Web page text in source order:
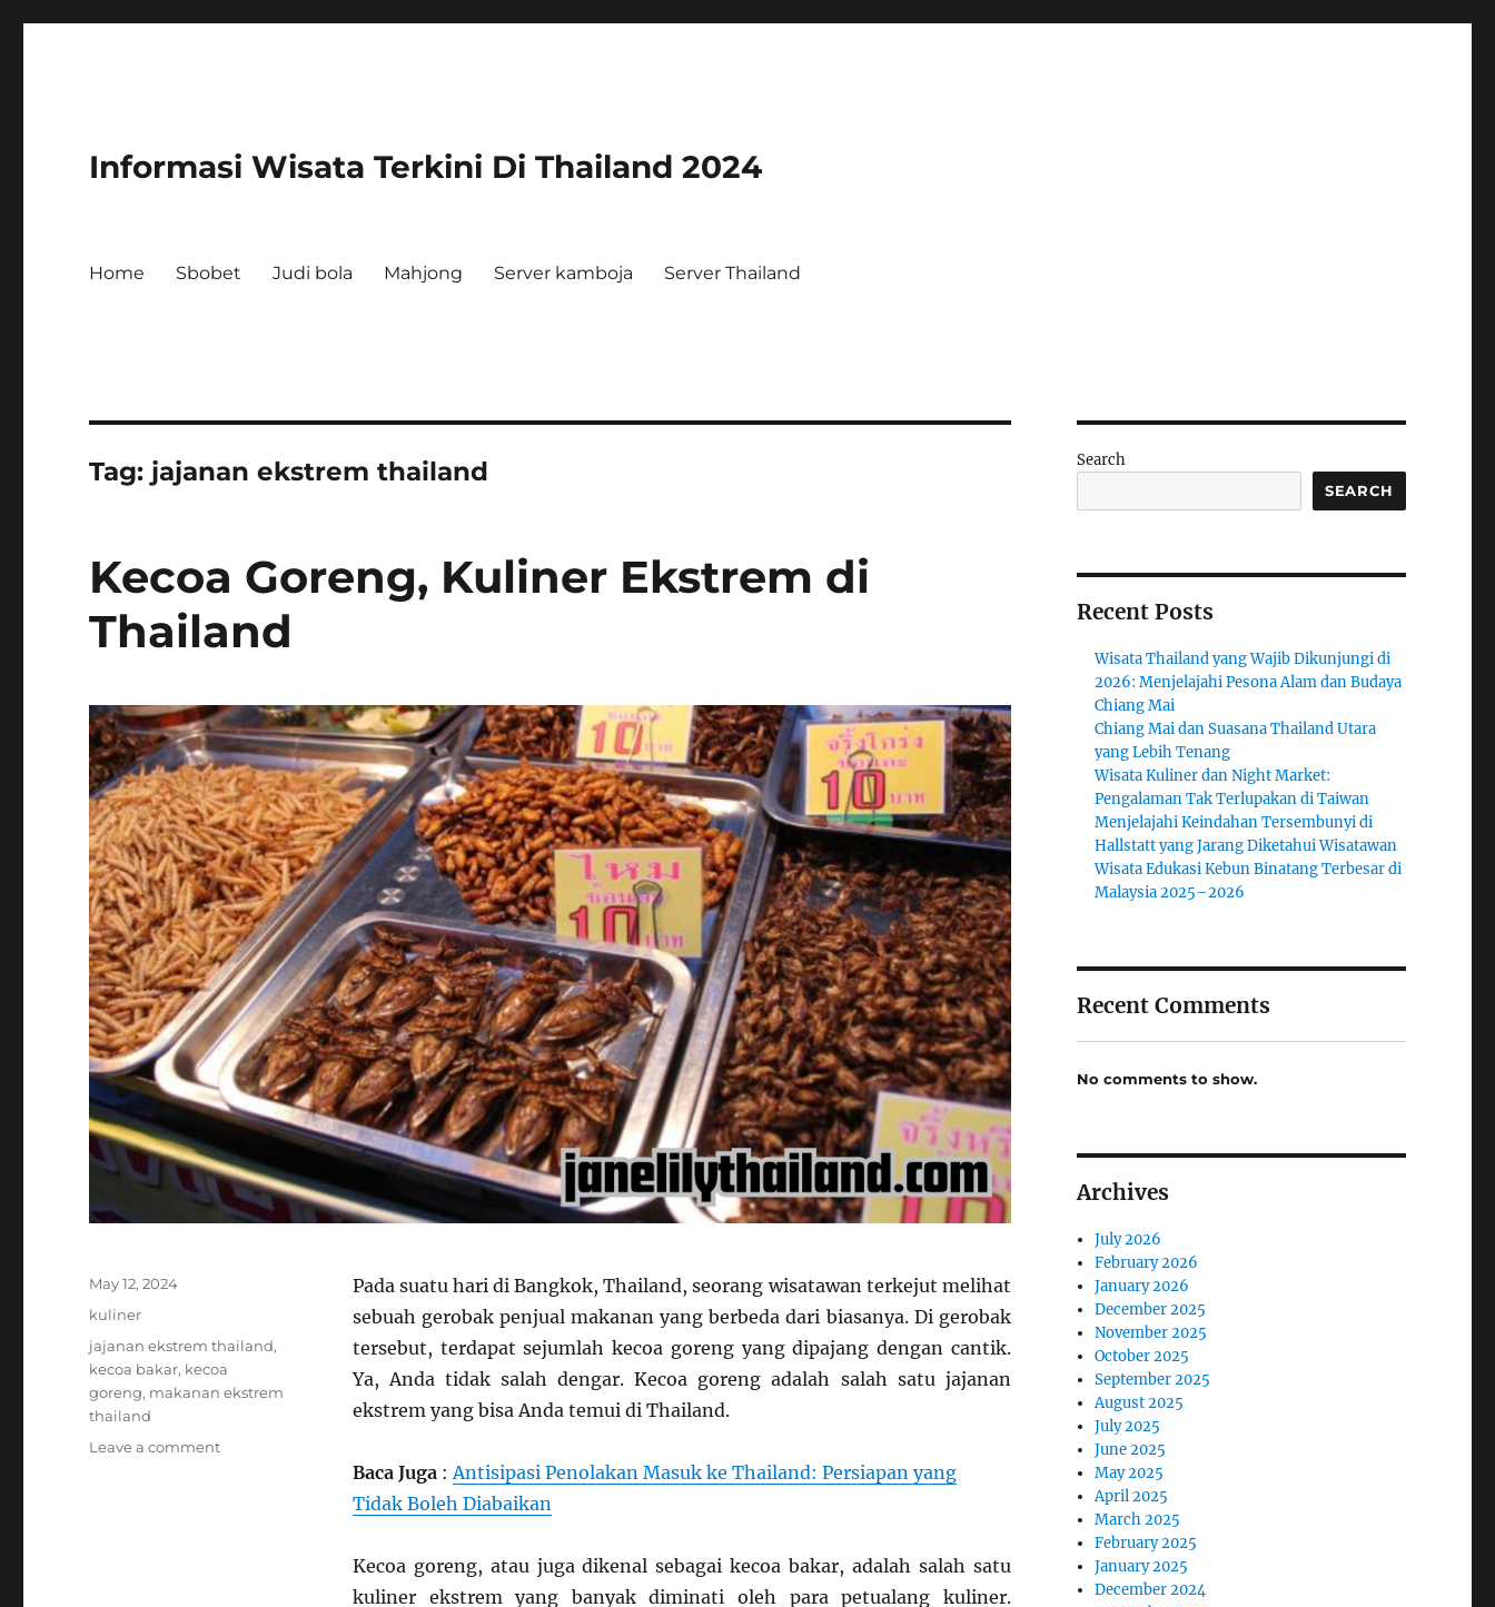
Informasi Wisata Terkini Di Thailand 2024
Home Sbobet Judi bola Mahjong Server kamboja Server Thailand
Tag: jajanan ekstrem thailand
Kecoa Goreng, Kuliner Ekstrem di
Thailand
Pada suatu hari di Bangkok, Thailand, seorang wisatawan terkejut melihat
sebuah gerobak penjual makanan yang berbeda dari biasanya. Di gerobak
tersebut, terdapat sejumlah kecoa goreng yang dipajang dengan cantik.
Ya, Anda tidak salah dengar. Kecoa goreng adalah salah satu jajanan
ekstrem yang bisa Anda temui di Thailand.
Baca Juga:Antisipasi Penolakan Masuk ke Thailand: Persiapan yang
Tidak Boleh Diabaikan
Kecoa goreng, atau juga dikenal sebagai kecoa bakar, adalah salah satu
kuliner ekstrem yang banyak diminati oleh para petualang kuliner.
Posted
on
May 12, 2024
Categories
kuliner
Tags
jajanan ekstrem thailand,
kecoa bakar, kecoa
goreng, makanan ekstrem
thailand
Leave a commenton
Search
SEARCH
Recent Posts
Wisata Thailand yang Wajib Dikunjungi di
2026: Menjelajahi Pesona Alam dan Budaya
Chiang Mai
Chiang Mai dan Suasana Thailand Utara
yang Lebih Tenang
Wisata Kuliner dan Night Market:
Pengalaman Tak Terlupakan di Taiwan
Menjelajahi Keindahan Tersembunyi di
Hallstatt yang Jarang Diketahui Wisatawan
Wisata Edukasi Kebun Binatang Terbesar di
Malaysia 2025–2026
Recent Comments
No comments to show.
Archives
July 2026
February 2026
January 2026
December 2025
November 2025
October 2025
September 2025
August 2025
July 2025
June 2025
May 2025
April 2025
March 2025
February 2025
January 2025
December 2024